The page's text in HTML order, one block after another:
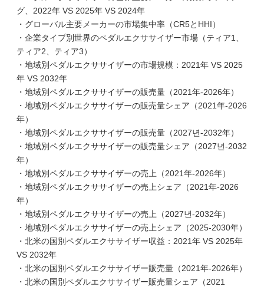
グ、2022年 VS 2025年 VS 2024年
・グローバル主要メーカーの市場集中率（CR5とHHI）
・企業タイプ別世界のペダルエクササイザー市場（ティア1、
ティア2、ティア3）
・地域別ペダルエクササイザーの市場規模：2021年 VS 2025
年 VS 2032年
・地域別ペダルエクササイザーの販売量（2021年-2026年）
・地域別ペダルエクササイザーの販売量シェア（2021年-2026
年）
・地域別ペダルエクササイザーの販売量（2027년-2032年）
・地域別ペダルエクササイザーの販売量シェア（2027년-2032
年）
・地域別ペダルエクササイザーの売上（2021年-2026年）
・地域別ペダルエクササイザーの売上シェア（2021年-2026
年）
・地域別ペダルエクササイザーの売上（2027년-2032年）
・地域別ペダルエクササイザーの売上シェア（2025-2030年）
・北米の国別ペダルエクササイザー収益：2021年 VS 2025年
VS 2032年
・北米の国別ペダルエクササイザー販売量（2021年-2026年）
・北米の国別ペダルエクササイザー販売量シェア（2021